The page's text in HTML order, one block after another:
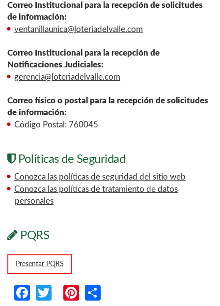
Correo Institucional para la recepción de solicitudes
de información:
ventanillaunica@loteriadelvalle.com
Correo Institucional para la recepción de
Notificaciones Judiciales:
gerencia@loteriadelvalle.com
Correo físico o postal para la recepción de solicitudes
de información:
Código Postal: 760045
Políticas de Seguridad
Conozca las políticas de seguridad del sitio web
Conozca las políticas de tratamiento de datos
personales
PQRS
Presentar PQRS
Facebook
TwitterPinterest